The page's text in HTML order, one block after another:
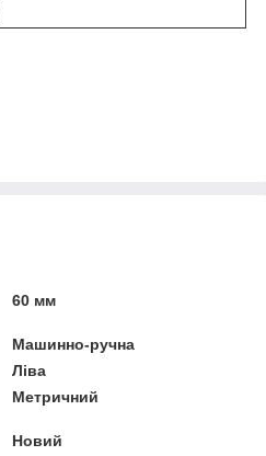
60 мм
Машинно-ручна
Ліва
Метричний
Новий